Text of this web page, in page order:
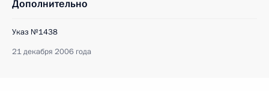
Дополнительно
Указ №1438
21 декабря 2006 года